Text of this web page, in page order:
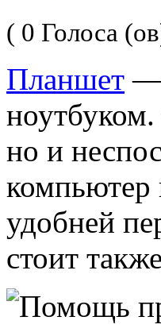
( 0 Голоса
Планшет —
но и
компьютер
удобней
стоит